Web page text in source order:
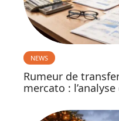
NEWS
Rumeur de
mercato :